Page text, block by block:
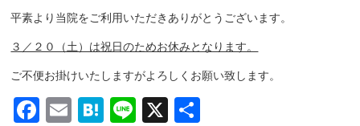
平素より当院をご利用いただきありがとうございます。
３／２０（土）は祝日のためお休みとなります。
ご不便お掛けいたしますがよろしくお願い致します。
Facebook
EmailHatena
Line
X